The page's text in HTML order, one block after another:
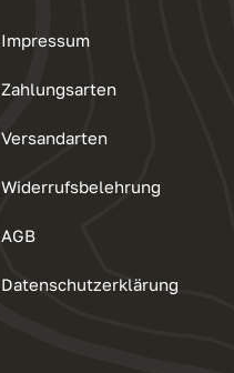
Impressum
Zahlungsarten
Versandarten
Widerrufsbelehrung
AGB
Datenschutzerklärung